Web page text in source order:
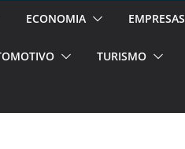
de volta!
ECONOMIA EMPRESAS
TURISMO